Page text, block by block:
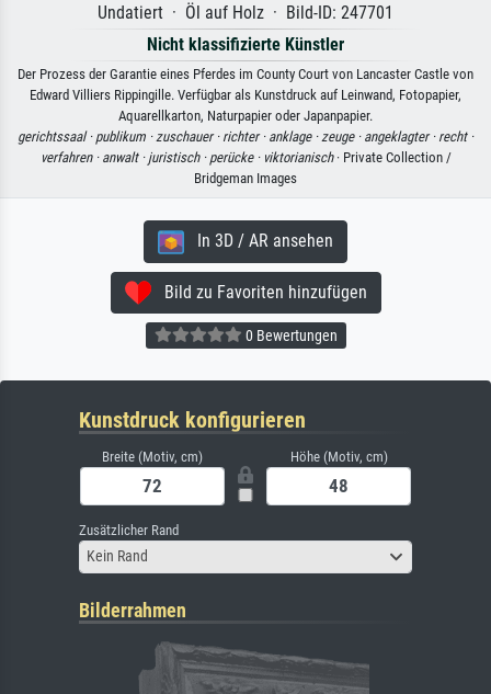
Undatiert · Öl auf Holz · Bild-ID: 247701
Nicht klassifizierte Künstler
Der Prozess der Garantie eines Pferdes im County Court von Lancaster Castle von
Edward Villiers Rippingille. Verfügbar als Kunstdruck auf Leinwand, Fotopapier,
Aquarellkarton, Naturpapier oder Japanpapier.
gerichtssaal · publikum · zuschauer · richter · anklage · zeuge · angeklagter · recht ·
verfahren · anwalt · juristisch · perücke · viktorianisch· Private Collection /
Bridgeman Images
In 3D / AR ansehen
Bild zu Favoriten hinzufügen
0 Bewertungen
Kunstdruck konfigurieren
Breite (Motiv, cm) Höhe (Motiv, cm)
Zusätzlicher Rand
Kein Rand
Bilderrahmen